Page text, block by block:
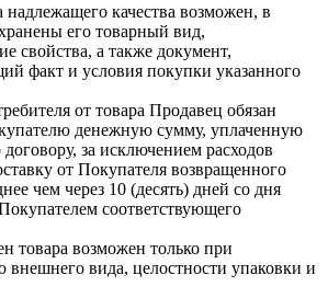
надлежащего качества возможен, в
его товарный вид,
свойства, а также документ,
факт и условия покупки указанного
от товара Продавец обязан
денежную сумму, уплаченную
за исключением расходов
от Покупателя возвращенного
чем через 10 (десять) дней со дня
соответствующего
товара возможен только при
внешнего вида, целостности упаковки и